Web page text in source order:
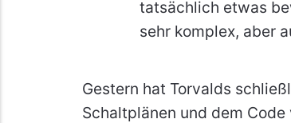
tatsächlich etwas
sehr komplex, aber
Gestern hat Torvalds
Schaltplänen und dem